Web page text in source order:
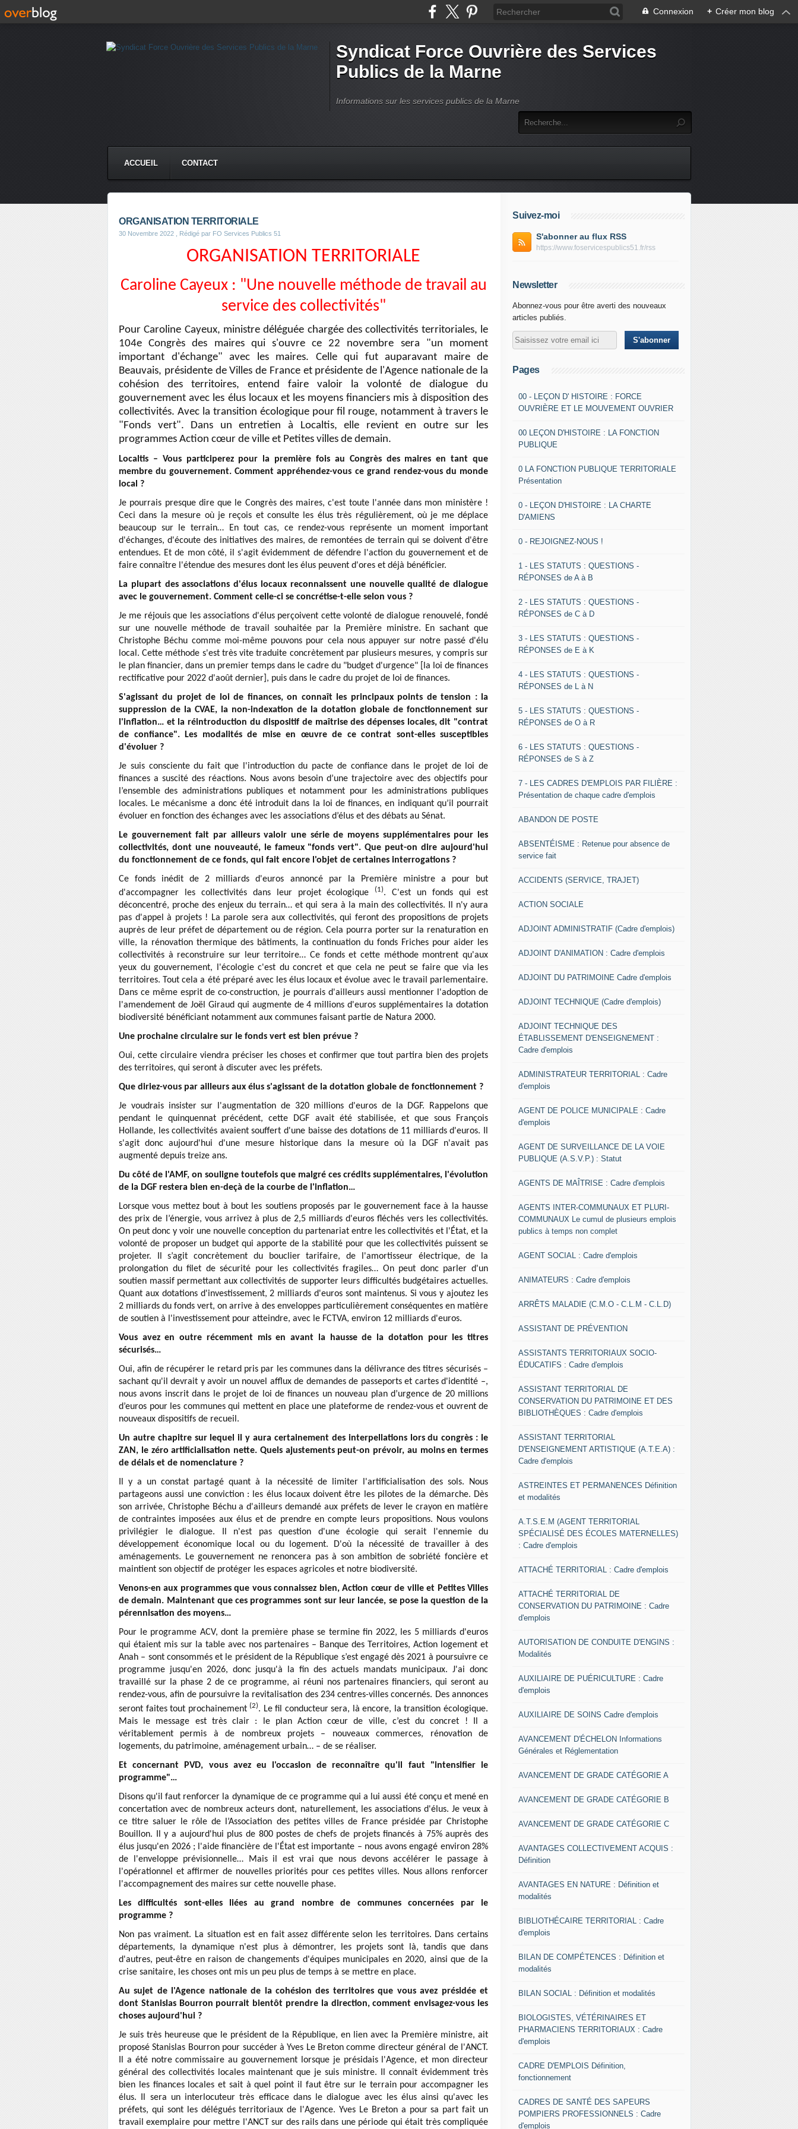
Connexion + Créer mon blog
Syndicat Force Ouvrière des Services
Publics de la Marne
Informations sur les services publics de la Marne
ACCUEIL CONTACT
ORGANISATION TERRITORIALE
30 Novembre 2022 , Rédigé par FO Services Publics 51
ORGANISATION TERRITORIALE
Caroline Cayeux : "Une nouvelle méthode de travail au
service des collectivités"
Pour Caroline Cayeux, ministre déléguée chargée des collectivités territoriales, le
104e Congrès des maires qui s'ouvre ce 22 novembre sera "un moment
important d'échange" avec les maires. Celle qui fut auparavant maire de
Beauvais, présidente de Villes de France et présidente de l'Agence nationale de la
cohésion des territoires, entend faire valoir la volonté de dialogue du
gouvernement avec les élus locaux et les moyens financiers mis à disposition des
collectivités. Avec la transition écologique pour fil rouge, notamment à travers le
"Fonds vert". Dans un entretien à Localtis, elle revient en outre sur les
programmes Action cœur de ville et Petites villes de demain.
Localtis – Vous participerez pour la première fois au Congrès des maires en tant que
membre du gouvernement. Comment appréhendez-vous ce grand rendez-vous du monde
local ?
Je pourrais presque dire que le Congrès des maires, c'est toute l'année dans mon ministère !
Ceci dans la mesure où je reçois et consulte les élus très régulièrement, où je me déplace
beaucoup sur le terrain… En tout cas, ce rendez-vous représente un moment important
d'échanges, d'écoute des initiatives des maires, de remontées de terrain qui se doivent d'être
entendues. Et de mon côté, il s'agit évidemment de défendre l'action du gouvernement et de
faire connaître l'étendue des mesures dont les élus peuvent d'ores et déjà bénéficier.
La plupart des associations d'élus locaux reconnaissent une nouvelle qualité de dialogue
avec le gouvernement. Comment celle-ci se concrétise-t-elle selon vous ?
Je me réjouis que les associations d'élus perçoivent cette volonté de dialogue renouvelé, fondé
sur une nouvelle méthode de travail souhaitée par la Première ministre. En sachant que
Christophe Béchu comme moi-même pouvons pour cela nous appuyer sur notre passé d'élu
local. Cette méthode s'est très vite traduite concrètement par plusieurs mesures, y compris sur
le plan financier, dans un premier temps dans le cadre du "budget d'urgence" [la loi de finances
rectificative pour 2022 d'août dernier], puis dans le cadre du projet de loi de finances.
S'agissant du projet de loi de finances, on connaît les principaux points de tension : la
suppression de la CVAE, la non-indexation de la dotation globale de fonctionnement sur
l'inflation… et la réintroduction du dispositif de maîtrise des dépenses locales, dit "contrat
de confiance". Les modalités de mise en œuvre de ce contrat sont-elles susceptibles
d'évoluer ?
Je suis consciente du fait que l'introduction du pacte de confiance dans le projet de loi de
finances a suscité des réactions. Nous avons besoin d’une trajectoire avec des objectifs pour
l’ensemble des administrations publiques et notamment pour les administrations publiques
locales. Le mécanisme a donc été introduit dans la loi de finances, en indiquant qu’il pourrait
évoluer en fonction des échanges avec les associations d’élus et des débats au Sénat.
Le gouvernement fait par ailleurs valoir une série de moyens supplémentaires pour les
collectivités, dont une nouveauté, le fameux "fonds vert". Que peut-on dire aujourd'hui
du fonctionnement de ce fonds, qui fait encore l'objet de certaines interrogations ?
Ce fonds inédit de 2 milliards d'euros annoncé par la Première ministre a pour but
d'accompagner les collectivités dans leur projet écologique
(1). C'est un fonds qui est
déconcentré, proche des enjeux du terrain… et qui sera à la main des collectivités. Il n'y aura
pas d'appel à projets ! La parole sera aux collectivités, qui feront des propositions de projets
auprès de leur préfet de département ou de région. Cela pourra porter sur la renaturation en
ville, la rénovation thermique des bâtiments, la continuation du fonds Friches pour aider les
collectivités à reconstruire sur leur territoire… Ce fonds et cette méthode montrent qu'aux
yeux du gouvernement, l'écologie c'est du concret et que cela ne peut se faire que via les
territoires. Tout cela a été préparé avec les élus locaux et évolue avec le travail parlementaire.
Dans ce même esprit de co-construction, je pourrais d'ailleurs aussi mentionner l'adoption de
l'amendement de Joël Giraud qui augmente de 4 millions d'euros supplémentaires la dotation
biodiversité bénéficiant notamment aux communes faisant partie de Natura 2000.
Une prochaine circulaire sur le fonds vert est bien prévue ?
Oui, cette circulaire viendra préciser les choses et confirmer que tout partira bien des projets
des territoires, qui seront à discuter avec les préfets.
Que diriez-vous par ailleurs aux élus s'agissant de la dotation globale de fonctionnement ?
Je voudrais insister sur l'augmentation de 320 millions d'euros de la DGF. Rappelons que
pendant le quinquennat précédent, cette DGF avait été stabilisée, et que sous François
Hollande, les collectivités avaient souffert d'une baisse des dotations de 11 milliards d'euros. Il
s'agit donc aujourd'hui d'une mesure historique dans la mesure où la DGF n'avait pas
augmenté depuis treize ans.
Du côté de l'AMF, on souligne toutefois que malgré ces crédits supplémentaires, l'évolution
de la DGF restera bien en-deçà de la courbe de l'inflation…
Lorsque vous mettez bout à bout les soutiens proposés par le gouvernement face à la hausse
des prix de l’énergie, vous arrivez à plus de 2,5 milliards d'euros fléchés vers les collectivités.
On peut donc y voir une nouvelle conception du partenariat entre les collectivités et l'État, et la
volonté de proposer un budget qui apporte de la stabilité pour que les collectivités puissent se
projeter. Il s’agit concrètement du bouclier tarifaire, de l'amortisseur électrique, de la
prolongation du filet de sécurité pour les collectivités fragiles… On peut donc parler d'un
soutien massif permettant aux collectivités de supporter leurs difficultés budgétaires actuelles.
Quant aux dotations d'investissement, 2 milliards d'euros sont maintenus. Si vous y ajoutez les
2 milliards du fonds vert, on arrive à des enveloppes particulièrement conséquentes en matière
de soutien à l'investissement pour atteindre, avec le FCTVA, environ 12 milliards d'euros.
Vous avez en outre récemment mis en avant la hausse de la dotation pour les titres
sécurisés…
Oui, afin de récupérer le retard pris par les communes dans la délivrance des titres sécurisés –
sachant qu'il devrait y avoir un nouvel afflux de demandes de passeports et cartes d'identité –,
nous avons inscrit dans le projet de loi de finances un nouveau plan d’urgence de 20 millions
d’euros pour les communes qui mettent en place une plateforme de rendez-vous et ouvrent de
nouveaux dispositifs de recueil.
Un autre chapitre sur lequel il y aura certainement des interpellations lors du congrès : le
ZAN, le zéro artificialisation nette. Quels ajustements peut-on prévoir, au moins en termes
de délais et de nomenclature ?
Il y a un constat partagé quant à la nécessité de limiter l'artificialisation des sols. Nous
partageons aussi une conviction : les élus locaux doivent être les pilotes de la démarche. Dès
son arrivée, Christophe Béchu a d'ailleurs demandé aux préfets de lever le crayon en matière
de contraintes imposées aux élus et de prendre en compte leurs propositions. Nous voulons
privilégier le dialogue. Il n'est pas question d'une écologie qui serait l'ennemie du
développement économique local ou du logement. D'où la nécessité de travailler à des
aménagements. Le gouvernement ne renoncera pas à son ambition de sobriété foncière et
maintient son objectif de protéger les espaces agricoles et notre biodiversité.
Venons-en aux programmes que vous connaissez bien, Action cœur de ville et Petites Villes
de demain. Maintenant que ces programmes sont sur leur lancée, se pose la question de la
pérennisation des moyens…
Pour le programme ACV, dont la première phase se termine fin 2022, les 5 milliards d'euros
qui étaient mis sur la table avec nos partenaires – Banque des Territoires, Action logement et
Anah – sont consommés et le président de la République s’est engagé dès 2021 à poursuivre ce
programme jusqu'en 2026, donc jusqu'à la fin des actuels mandats municipaux. J'ai donc
travaillé sur la phase 2 de ce programme, ai réuni nos partenaires financiers, qui seront au
rendez-vous, afin de poursuivre la revitalisation des 234 centres-villes concernés. Des annonces
seront faites tout prochainement (2). Le fil conducteur sera, là encore, la transition écologique.
Mais le message est très clair : le plan Action cœur de ville, c’est du concret ! Il a
véritablement permis à de nombreux projets – nouveaux commerces, rénovation de
logements, du patrimoine, aménagement urbain… – de se réaliser.
Et concernant PVD, vous avez eu l'occasion de reconnaître qu'il faut "intensifier le
programme"…
Disons qu'il faut renforcer la dynamique de ce programme qui a lui aussi été conçu et mené en
concertation avec de nombreux acteurs dont, naturellement, les associations d'élus. Je veux à
ce titre saluer le rôle de l’Association des petites villes de France présidée par Christophe
Bouillon. Il y a aujourd'hui plus de 800 postes de chefs de projets financés à 75% auprès des
élus jusqu'en 2026 ; l'aide financière de l'État est importante – nous avons engagé environ 28%
de l'enveloppe prévisionnelle… Mais il est vrai que nous devons accélérer le passage à
l'opérationnel et affirmer de nouvelles priorités pour ces petites villes. Nous allons renforcer
l'accompagnement des maires sur cette nouvelle phase.
Les difficultés sont-elles liées au grand nombre de communes concernées par le
programme ?
Non pas vraiment. La situation est en fait assez différente selon les territoires. Dans certains
départements, la dynamique n'est plus à démontrer, les projets sont là, tandis que dans
d'autres, peut-être en raison de changements d'équipes municipales en 2020, ainsi que de la
crise sanitaire, les choses ont mis un peu plus de temps à se mettre en place.
Au sujet de l'Agence nationale de la cohésion des territoires que vous avez présidée et
dont Stanislas Bourron pourrait bientôt prendre la direction, comment envisagez-vous les
choses aujourd'hui ?
Je suis très heureuse que le président de la République, en lien avec la Première ministre, ait
proposé Stanislas Bourron pour succéder à Yves Le Breton comme directeur général de l'ANCT.
Il a été notre commissaire au gouvernement lorsque je présidais l'Agence, et mon directeur
général des collectivités locales maintenant que je suis ministre. Il connaît évidemment très
bien les finances locales et sait à quel point il faut être sur le terrain pour accompagner les
élus. Il sera un interlocuteur très efficace dans le dialogue avec les élus ainsi qu'avec les
préfets, qui sont les délégués territoriaux de l'Agence. Yves Le Breton a pour sa part fait un
travail exemplaire pour mettre l'ANCT sur des rails dans une période qui était très compliquée
Suivez-moi
S'abonner au flux RSS
https://www.foservicespublics51.fr/rss
Newsletter
Abonnez-vous pour être averti des nouveaux
articles publiés.
Pages
00 - LEÇON D' HISTOIRE : FORCE
OUVRIÈRE ET LE MOUVEMENT OUVRIER
00 LEÇON D'HISTOIRE : LA FONCTION
PUBLIQUE
0 LA FONCTION PUBLIQUE TERRITORIALE
Présentation
0 - LEÇON D'HISTOIRE : LA CHARTE
D'AMIENS
0 - REJOIGNEZ-NOUS !
1 - LES STATUTS : QUESTIONS -
RÉPONSES de A à B
2 - LES STATUTS : QUESTIONS -
RÉPONSES de C à D
3 - LES STATUTS : QUESTIONS -
RÉPONSES de E à K
4 - LES STATUTS : QUESTIONS -
RÉPONSES de L à N
5 - LES STATUTS : QUESTIONS -
RÉPONSES de O à R
6 - LES STATUTS : QUESTIONS -
RÉPONSES de S à Z
7 - LES CADRES D'EMPLOIS PAR FILIÈRE :
Présentation de chaque cadre d'emplois
ABANDON DE POSTE
ABSENTÉISME : Retenue pour absence de
service fait
ACCIDENTS (SERVICE, TRAJET)
ACTION SOCIALE
ADJOINT ADMINISTRATIF (Cadre d'emplois)
ADJOINT D'ANIMATION : Cadre d'emplois
ADJOINT DU PATRIMOINE Cadre d'emplois
ADJOINT TECHNIQUE (Cadre d'emplois)
ADJOINT TECHNIQUE DES
ÉTABLISSEMENT D'ENSEIGNEMENT :
Cadre d'emplois
ADMINISTRATEUR TERRITORIAL : Cadre
d'emplois
AGENT DE POLICE MUNICIPALE : Cadre
d'emplois
AGENT DE SURVEILLANCE DE LA VOIE
PUBLIQUE (A.S.V.P.) : Statut
AGENTS DE MAÎTRISE : Cadre d'emplois
AGENTS INTER-COMMUNAUX ET PLURI-
COMMUNAUX Le cumul de plusieurs emplois
publics à temps non complet
AGENT SOCIAL : Cadre d'emplois
ANIMATEURS : Cadre d'emplois
ARRÊTS MALADIE (C.M.O - C.L.M - C.L.D)
ASSISTANT DE PRÉVENTION
ASSISTANTS TERRITORIAUX SOCIO-
ÉDUCATIFS : Cadre d'emplois
ASSISTANT TERRITORIAL DE
CONSERVATION DU PATRIMOINE ET DES
BIBLIOTHÈQUES : Cadre d'emplois
ASSISTANT TERRITORIAL
D'ENSEIGNEMENT ARTISTIQUE (A.T.E.A) :
Cadre d'emplois
ASTREINTES ET PERMANENCES Définition
et modalités
A.T.S.E.M (AGENT TERRITORIAL
SPÉCIALISÉ DES ÉCOLES MATERNELLES)
: Cadre d'emplois
ATTACHÉ TERRITORIAL : Cadre d'emplois
ATTACHÉ TERRITORIAL DE
CONSERVATION DU PATRIMOINE : Cadre
d'emplois
AUTORISATION DE CONDUITE D'ENGINS :
Modalités
AUXILIAIRE DE PUÉRICULTURE : Cadre
d'emplois
AUXILIAIRE DE SOINS Cadre d'emplois
AVANCEMENT D'ÉCHELON Informations
Générales et Réglementation
AVANCEMENT DE GRADE CATÉGORIE A
AVANCEMENT DE GRADE CATÉGORIE B
AVANCEMENT DE GRADE CATÉGORIE C
AVANTAGES COLLECTIVEMENT ACQUIS :
Définition
AVANTAGES EN NATURE : Définition et
modalités
BIBLIOTHÉCAIRE TERRITORIAL : Cadre
d'emplois
BILAN DE COMPÉTENCES : Définition et
modalités
BILAN SOCIAL : Définition et modalités
BIOLOGISTES, VÉTÉRINAIRES ET
PHARMACIENS TERRITORIAUX : Cadre
d'emplois
CADRE D'EMPLOIS Définition,
fonctionnement
CADRES DE SANTÉ DES SAPEURS
POMPIERS PROFESSIONNELS : Cadre
d'emplois